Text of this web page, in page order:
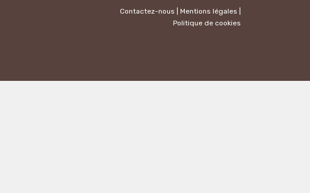
Contactez-nous Mentions légales
Politique de cookies